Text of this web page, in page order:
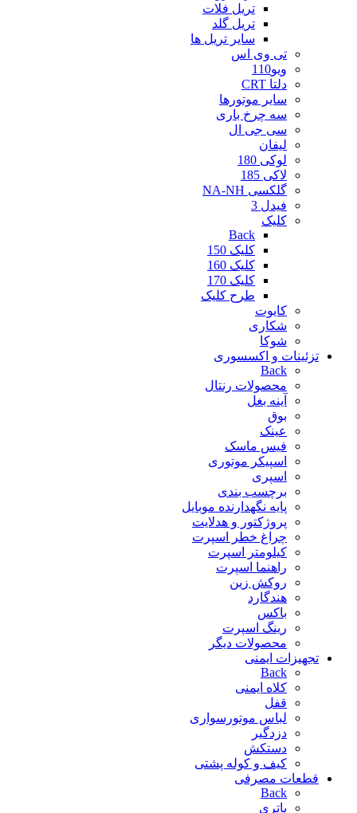
تریل فلات
تریل گلد
سایر تریل ها
تی وی اس
ویو110
دلتا CRT
سایر موتورها
سه چرخ باری
سی جی ال
لیفان
لوکی 180
لاکی 185
گلکسی NA-NH
فیدل 3
کلیک
Back
کلیک 150
کلیک 160
کلیک 170
طرح کلیک
کایوت
شکاری
شوکا
تزئینات و اکسسوری
Back
محصولات رنتال
آینه بغل
بوق
عینک
فیس ماسک
اسپیکر موتوری
اسپری
برچسب بندی
پایه نگهدارنده موبایل
پروژکتور و هدلایت
چراغ خطر اسپرت
کیلومتر اسپرت
راهنما اسپرت
روکش زین
هندگارد
باکس
رینگ اسپرت
محصولات دیگر
تجهیزات ایمنی
Back
کلاه ایمنی
قفل
لباس موتورسواری
دزدگیر
دستکش
کیف و کوله پشتی
قطعات مصرفی
Back
باتری